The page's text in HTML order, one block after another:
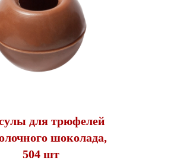
для трюфелей
шоколада,
504 шт